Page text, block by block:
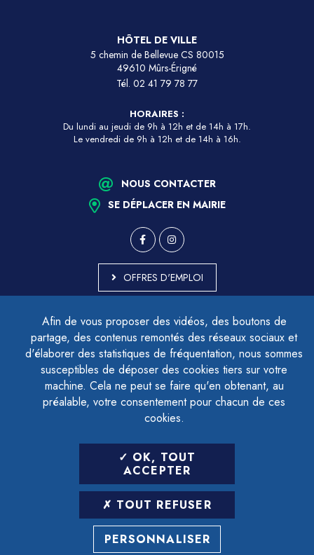
Afin de vous proposer des vidéos, des boutons de
partage, des contenus remontés des réseaux sociaux et
d'élaborer des statistiques de fréquentation, nous sommes
susceptibles de déposer des cookies tiers sur votre
machine. Cela ne peut se faire qu'en obtenant, au
préalable, votre consentement pour chacun de ces
cookies.
OK, TOUT
ACCEPTER
TOUT REFUSER
PERSONNALISER
HÔTEL DE VILLE
5 chemin de Bellevue CS 80015
49610 Mûrs-Érigné
Tél. 02 41 79 78 77
HORAIRES :
Du lundi au jeudi de 9h à 12h et de 14h à 17h.
Le vendredi de 9h à 12h et de 14h à 16h.
NOUS CONTACTER
SE DÉPLACER EN MAIRIE
OFFRES D'EMPLOI
ACCESSIBILITÉ - PARTIELLEMENT CONFORME
PLAN DU SITE
MENTIONS LÉGALES
CONTACTER LE DÉLÉGUÉ À LA PROTECTION DES DONNÉES
GESTION DES COOKIES
LETTRE D'INFORMATION
SAISIR VOTRE ADRESSE E-MAIL
POUR VOUS INSCRIRE :
ARCHIVES DÉSINSCRIPTION